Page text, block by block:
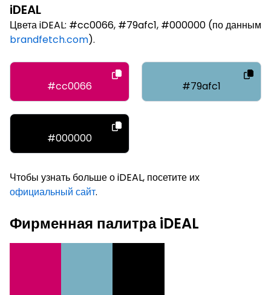
iDEAL
Цвета iDEAL: #cc0066, #79afc1, #000000 (по данным
brandfetch.com).
#cc0066 #79afc1
#000000
Чтобы узнать больше о iDEAL, посетите их
официальный сайт.
Фирменная палитра iDEAL